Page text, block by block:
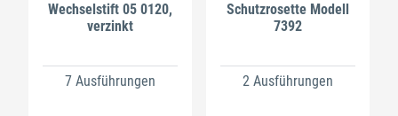
Wechselstift 05 0120,
verzinkt
7 Ausführungen
Schutzrosette Modell
7392
2 Ausführungen